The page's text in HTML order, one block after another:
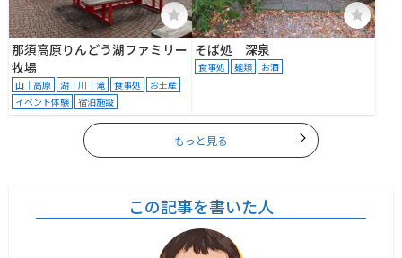
那須高原りんどう湖ファミリー
牧場
山｜高原 湖｜川｜滝 食事処
お土産
イベント体験
宿泊施設
そば処 深泉
食事処 麺類 お酒
もっと見る
この記事を書いた人